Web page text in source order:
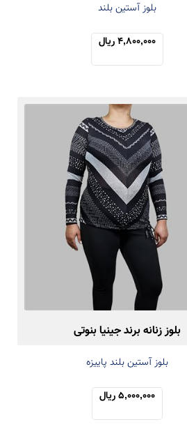
بلوز آستین بلند
4,800,000 ریال
بلوز زنانه برند جینیا بنوتی
بلوز آستین بلند پاییزه
5,000,000 ریال